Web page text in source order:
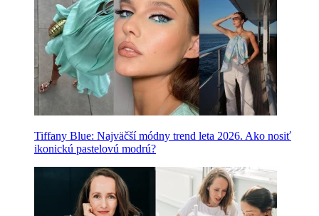
Tiffany Blue: Najväčší módny trend leta 2026. Ako nosiť
ikonickú pastelovú modrú?